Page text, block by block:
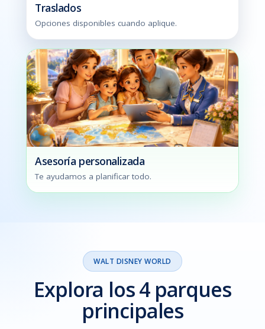
Traslados
Opciones disponibles cuando aplique.
Asesoría personalizada
Te ayudamos a planificar todo.
WALT DISNEY WORLD
Explora los 4 parques
principales